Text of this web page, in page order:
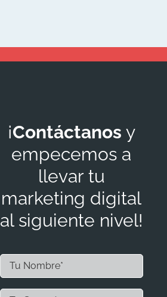
¡Contáctanos y
empecemos a
llevar tu
marketing digital
al siguiente nivel!